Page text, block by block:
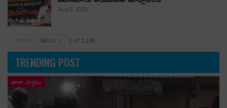
Aug 8, 2026
NEXT 1 of 1,145
TRENDING POST
తాజా వార్తలు